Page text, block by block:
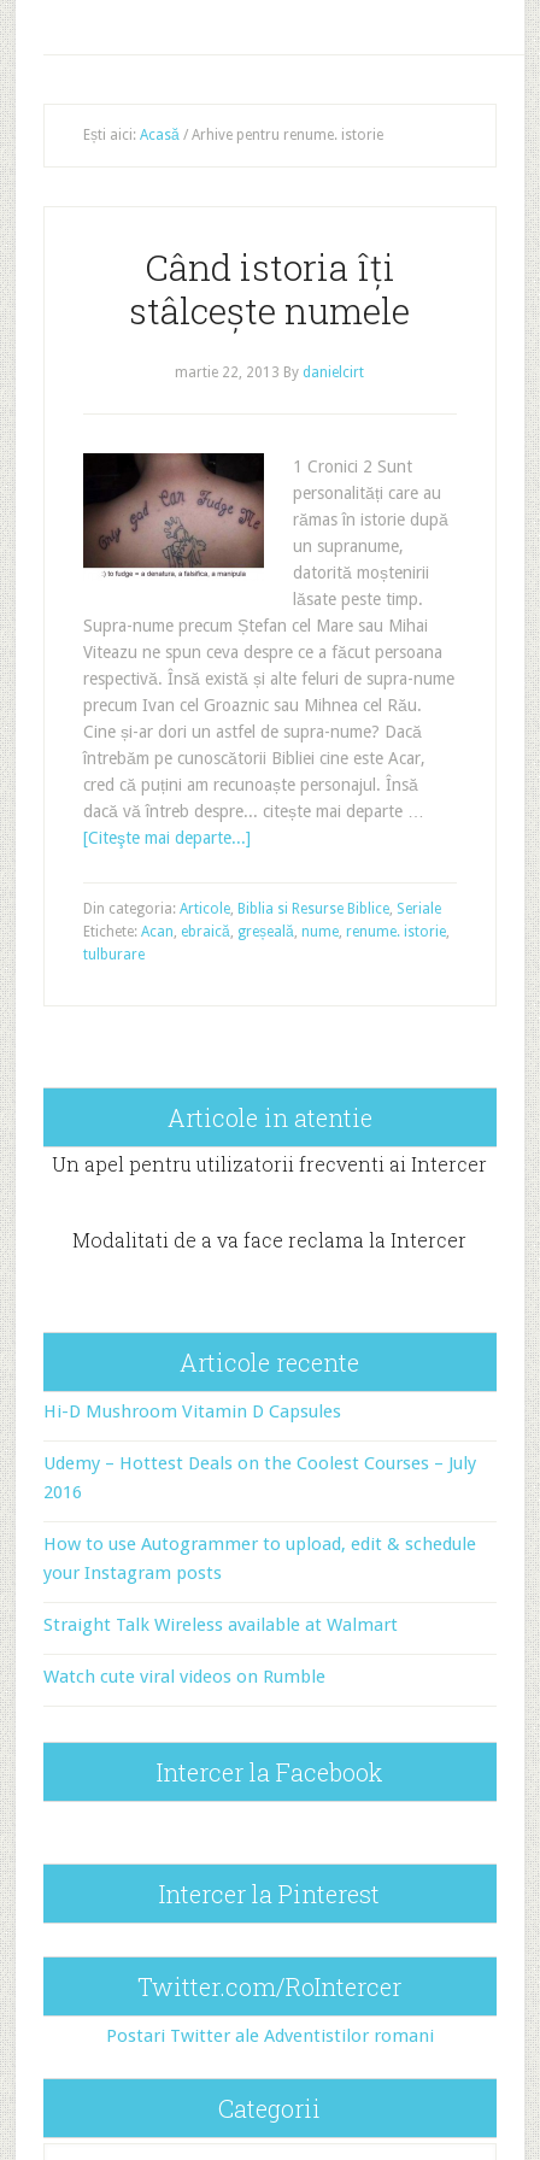
Ești aici: Acasă /Arhive pentru renume. istorie
Când istoria îți
stâlcește numele
martie 22, 2013 By danielcirt
1 Cronici 2 Sunt
personalități care au
rămas în istorie după
un supranume,
datorită moștenirii
lăsate peste timp.
Supra-nume precum Ștefan cel Mare sau Mihai
Viteazu ne spun ceva despre ce a făcut persoana
respectivă. Însă există și alte feluri de supra-nume
precum Ivan cel Groaznic sau Mihnea cel Rău.
Cine și-ar dori un astfel de supra-nume? Dacă
întrebăm pe cunoscătorii Bibliei cine este Acar,
cred că puțini am recunoaște personajul. Însă
dacă vă întreb despre... citește mai departe …
[Citeşte mai departe...]
Din categoria: Articole, Biblia si Resurse Biblice, Seriale
Etichete: Acan, ebraică, greșeală, nume, renume. istorie,
tulburare
Articole in atentie
Un apel pentru utilizatorii frecventi ai Intercer
Modalitati de a va face reclama la Intercer
Articole recente
Hi-D Mushroom Vitamin D Capsules
Udemy – Hottest Deals on the Coolest Courses – July
2016
How to use Autogrammer to upload, edit & schedule
your Instagram posts
Straight Talk Wireless available at Walmart
Watch cute viral videos on Rumble
Intercer la Facebook
Intercer la Pinterest
Twitter.com/RoIntercer
Postari Twitter ale Adventistilor romani
Categorii